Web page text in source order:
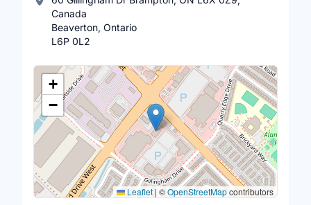
Canada
Beaverton, Ontario
L6P 0L2
Lieu
+
−
Leaflet | ©OpenStreetMapcontributors